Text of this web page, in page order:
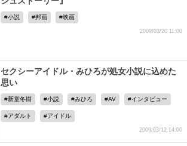
小説 邦画 映画
2009/03/20 11:00
セクシーアイドル・みひろが処女小説に込めた
思い
新堂冬樹 小説 みひろ AV インタビュー
アダルト アイドル
2009/03/12 14:00